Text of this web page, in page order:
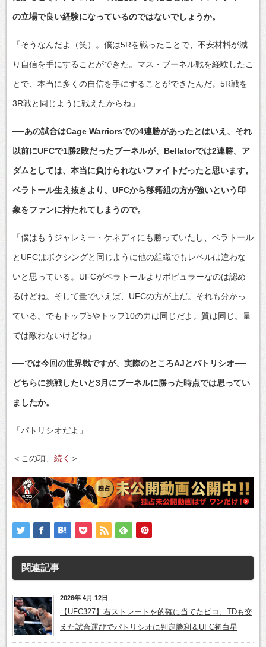
の立場で良い経験になっているのではないでしょうか。
「そうなんだよ（笑）。僕は5Rを戦ったことで、不安材料が減
り自信を手にすることができた。マス・ブーネル戦を経験したこ
とで、本当に多くの自信を手にすることができたんだ。5R戦を
3R戦と同じように戦えたからね」
──あの試合はCage Warriorsでの4連勝があったとはいえ、それ
以前にUFCで1勝2敗だったブーネルが、Bellatorでは2連勝。ア
ダムとしては、本当に負けられないファイトだったと思います。
ベラトール生え抜きより、UFCから移籍組の方が強いという印
象をファンに持たれてしまうので。
「僕はもうジャレミー・ケネディにも勝っていたし、ベラトール
とUFCはボクシングと同じように他の組織でもレベルは違わな
いと思っている。UFCがベラトールよりポピュラーなのは認め
るけどね。そして量でいえば、UFCの方が上だ。それも分かっ
ている。でもトップ5やトップ10の力は同じだよ。質は同じ。量
では敵わないけどね」
──では今回の世界戦ですが、実際のところAJとパトリシオ──
どちらに挑戦したいと3月にブーネルに勝った時点では思ってい
ましたか。
「パトリシオだよ」
＜この項、 続く ＞
関連記事
2026年 4月 12日
【UFC327】右ストレートを的確に当てたピコ、TDも交
えた試合運びでパトリシオに判定勝利＆UFC初白星